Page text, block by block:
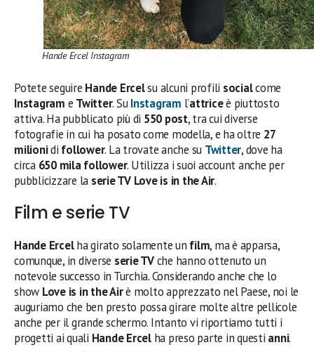
Hande Ercel Instagram
Potete seguire Hande Ercelsu alcuni profili socialcome
Instagram e Twitter. SuInstagram l’attriceè piuttosto
attiva. Ha pubblicato più di 550 post, tra cui diverse
fotografie in cui ha posato come modella, e ha oltre 27
milionidi follower. La trovate anche su Twitter, dove ha
circa 650 mila follower. Utilizza i suoi account anche per
pubblicizzare la serie TV Love is in the Air.
Film e serie TV
Hande Ercelha girato solamente un film, ma è apparsa,
comunque, in diverse serie TVche hanno ottenuto un
notevole successo in Turchia. Considerando anche che lo
show Love is in the Airè molto apprezzato nel Paese, noi le
auguriamo che ben presto possa girare molte altre pellicole
anche per il grande schermo. Intanto vi riportiamo tutti i
progetti ai quali Hande Ercelha preso parte in questi anni.